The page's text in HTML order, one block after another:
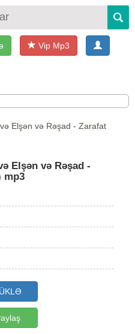
Vip Mp3
Elşən və Rəşad - Zarafat
Elşən və Rəşad -
mp3